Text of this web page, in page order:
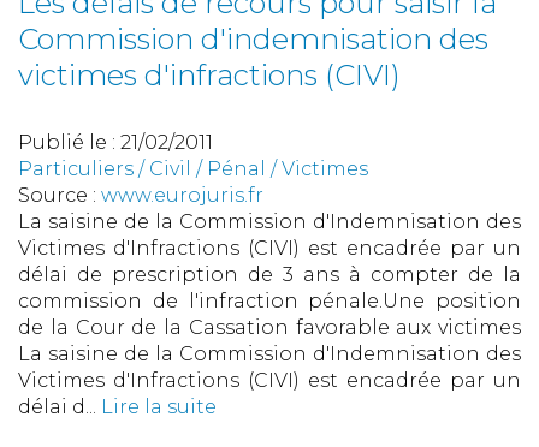
Commission d'indemnisation des
victimes d'infractions (CIVI)
Publié le : 21/02/2011
Particuliers / Civil / Pénal /Victimes
Source : www.eurojuris.fr
La saisine de la Commission d'Indemnisation des
Victimes d'Infractions (CIVI) est encadrée par un
délai de prescription de 3 ans à compter de la
commission de l'infraction pénale.Une position
de la Cour de la Cassation favorable aux victimes
La saisine de la Commission d'Indemnisation des
Victimes d'Infractions (CIVI) est encadrée par un
délai d... Lire la suite